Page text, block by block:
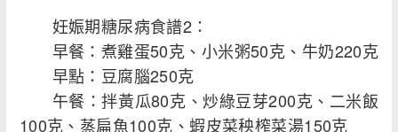
妊娠期糖尿病食譜2：
早餐：煮雞蛋50克、小米粥50克、牛奶220克
早點：豆腐腦250克
午餐：拌黃瓜80克、炒綠豆芽200克、二米飯
100克、蒸扁魚100克、蝦皮菜秧榨菜湯150克